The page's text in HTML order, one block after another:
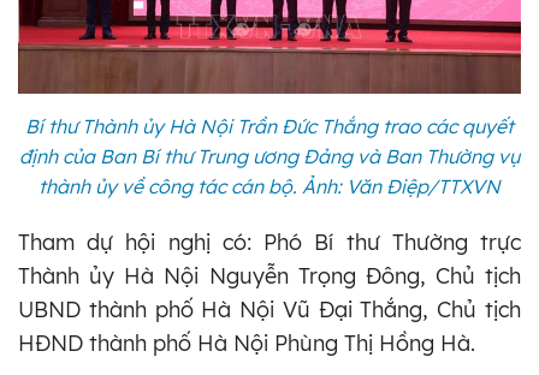
Bí thư Thành ủy Hà Nội Trần Đức Thắng trao các quyết
định của Ban Bí thư Trung ương Đảng và Ban Thường vụ
thành ủy về công tác cán bộ. Ảnh: Văn Điệp/TTXVN
Tham dự hội nghị có: Phó Bí thư Thường trực
Thành ủy Hà Nội Nguyễn Trọng Đông, Chủ tịch
UBND thành phố Hà Nội Vũ Đại Thắng, Chủ tịch
HĐND thành phố Hà Nội Phùng Thị Hồng Hà.